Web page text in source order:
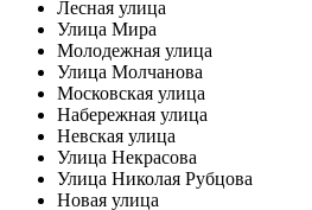
Лесная улица
Улица Мира
Молодежная улица
Улица Молчанова
Московская улица
Набережная улица
Невская улица
Улица Некрасова
Улица Николая Рубцова
Новая улица